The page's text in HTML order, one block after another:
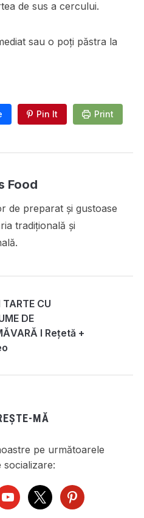
de sus a cercului.
sau o poți păstra la
Pin It Print
Food
de preparat și gustoase
tradițională și
TARTE CU
DE
I Rețetă +
MĂ
pe următoarele
socializare:
x pinterest